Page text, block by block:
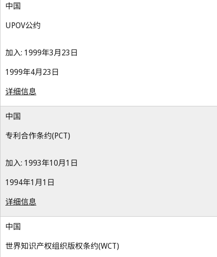
中国
UPOV公约
加入: 1999年3月23日
1999年4月23日
详细信息
中国
专利合作条约(PCT)
加入: 1993年10月1日
1994年1月1日
详细信息
中国
世界知识产权组织版权条约(WCT)